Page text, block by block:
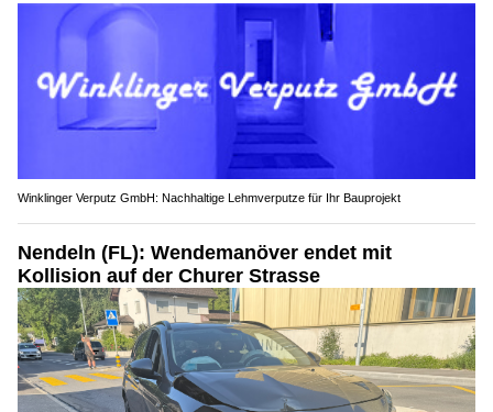
Winklinger Verputz GmbH: Nachhaltige Lehmverputze für Ihr Bauprojekt
Nendeln (FL): Wendemanöver endet mit
Kollision auf der Churer Strasse